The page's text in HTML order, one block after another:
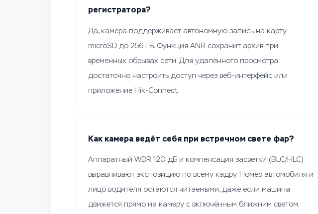
регистратора?
Да, камера поддерживает автономную запись на карту
microSD до 256 ГБ. Функция ANR сохранит архив при
временных обрывах сети. Для удалённого просмотра
достаточно настроить доступ через веб-интерфейс или
приложение Hik-Connect.
Как камера ведёт себя при встречном свете фар?
Аппаратный WDR 120 дБ и компенсация засветки (BLC/HLC)
выравнивают экспозицию по всему кадру. Номер автомобиля и
лицо водителя остаются читаемыми, даже если машина
движется прямо на камеру с включённым ближним светом.